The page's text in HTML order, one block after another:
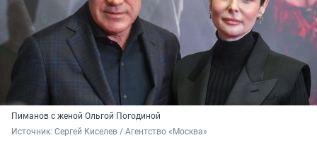
Пиманов с женой Ольгой Погодиной
Источник: Сергей Киселев / Агентство «Москва»